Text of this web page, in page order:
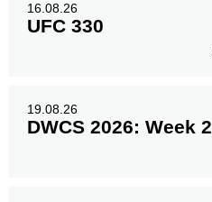
16.08.26
UFC 330
19.08.26
DWCS 2026: Week 2